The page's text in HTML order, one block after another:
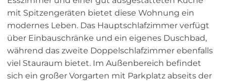
mit Spitzengeräten bietet diese Wohnung ein
modernes Leben. Das Hauptschlafzimmer verfügt
über Einbauschränke und ein eigenes Duschbad,
während das zweite Doppelschlafzimmer ebenfalls
viel Stauraum bietet. Im Außenbereich befindet
sich ein großer Vorgarten mit Parkplatz abseits der